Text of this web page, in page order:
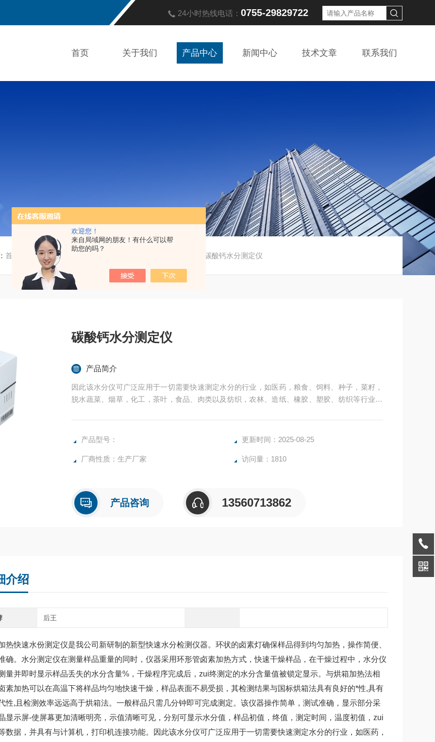
欢迎您！
来自局域网的朋友！有什么可以帮
助您的吗？
24小时热线电话： 0755-29829722
首页 关于我们 产品中心 新闻中心 技术文章 联系我们
首页 产品中心/ / 碳酸钙水分测定仪
碳酸钙水分测定仪
产品简介
因此该水分仪可广泛应用于一切需要快速测定水分的行业，如医药，粮食、饲料、种子，菜籽，
脱水蔬菜、烟草，化工，茶叶，食品、肉类以及纺织，农林、造纸、橡胶、塑胶、纺织等行业中
确，物超所值的水分测定仪**。
产品型号： 更新时间：2025-08-25
厂商性质：生产厂家 访问量：1810
产品咨询 13560713862
介绍
后王
热快速水份测定仪是我公司新研制的新型快速水分检测仪器。环状的卤素灯确保样品得到均匀加热，操作简便、
确。水分测定仪在测量样品重量的同时，仪器采用环形管卤素加热方式，快速干燥样品，在干燥过程中，水分仪
量并即时显示样品丢失的水分含量%，干燥程序完成后，zui终测定的水分含量值被锁定显示。与烘箱加热法相
素加热可以在高温下将样品均匀地快速干燥，样品表面不易受损，其检测结果与国标烘箱法具有良好的*性,具有
性,且检测效率远远高于烘箱法。一般样品只需几分钟即可完成测定。该仪器操作简单，测试准确，显示部分采
显示屏-使屏幕更加清晰明亮，示值清晰可见，分别可显示水分值，样品初值，终值，测定时间，温度初值，zui
数据，并具有与计算机，打印机连接功能。因此该水分仪可广泛应用于一切需要快速测定水分的行业，如医药，